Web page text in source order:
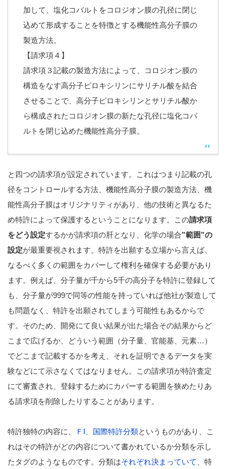
加して、塩化コバルトをコロジオン膜の孔径に閉じ
込めて形成することを特徴とする機能性高分子膜の
製造方法。
【請求項４】
請求項３記載の製造方法によって、コロジオン膜の
構造をなす高分子ピロキシリンにサリチル酸を結合
させることで、高分子ピロキシリンとサリチル酸か
ら構成されたコロジオン膜の新たな孔径に塩化コバ
ルトを閉じ込めた機能性高分子膜。
と四つの請求項が設定されています。これはつまり記載の孔
径をコントロールする方法、機能性高分子膜の製造方法、機
能性高分子膜はオリジナリティがあり、他の技術と異なるた
め特許によって保護するということになります。この請求項
をどう設定するかが請求項の肝となり、化学の場合”範囲”の
設定が最重要視されます。特許を出願する立場から言えば、
なるべく多くの範囲をカバーして権利を確保する必要があり
ます。例えば、分子量が千から5千の高分子を特許に登録して
も、分子量が999で同等の性能を持っていれば他社が製造して
も問題なく、特許を出願されてしまう可能性もあるからで
す。そのため、開発にて良い結果が出た場合その結果からど
こまで広げるか、どういう範囲（分子量、官能基、元素…）
でどこまで記載するかを考え、それを証明できるデータを実
験などにて示さなくてはなりません。この請求項が特許査定
にて審査され、登録するためにカバーする範囲を狭めたりあ
る請求項を削除したりすることがあります。
特許独特の内容に、 ＦI 国際特許分類というものがあり、こ
れはその特許がどの内容について書かれているか分類を示し
たタグのようなものです。分類はそれぞれ決まっていて
、特